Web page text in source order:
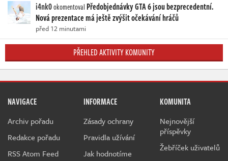
i4nk0okomentoval Předobjednávky GTA 6 jsou bezprecedentní.
Nová prezentace má ještě zvýšit očekávání hráčů
před 12 minutami
PŘEHLED AKTIVITY KOMUNITY
NAVIGACE
Archiv pořadu
Redakce pořadu
RSS Atom Feed
INFORMACE
Zásady ochrany
Pravidla užívání
Jak hodnotíme
KOMUNITA
Nejnovější
příspěvky
Žebříček uživatelů